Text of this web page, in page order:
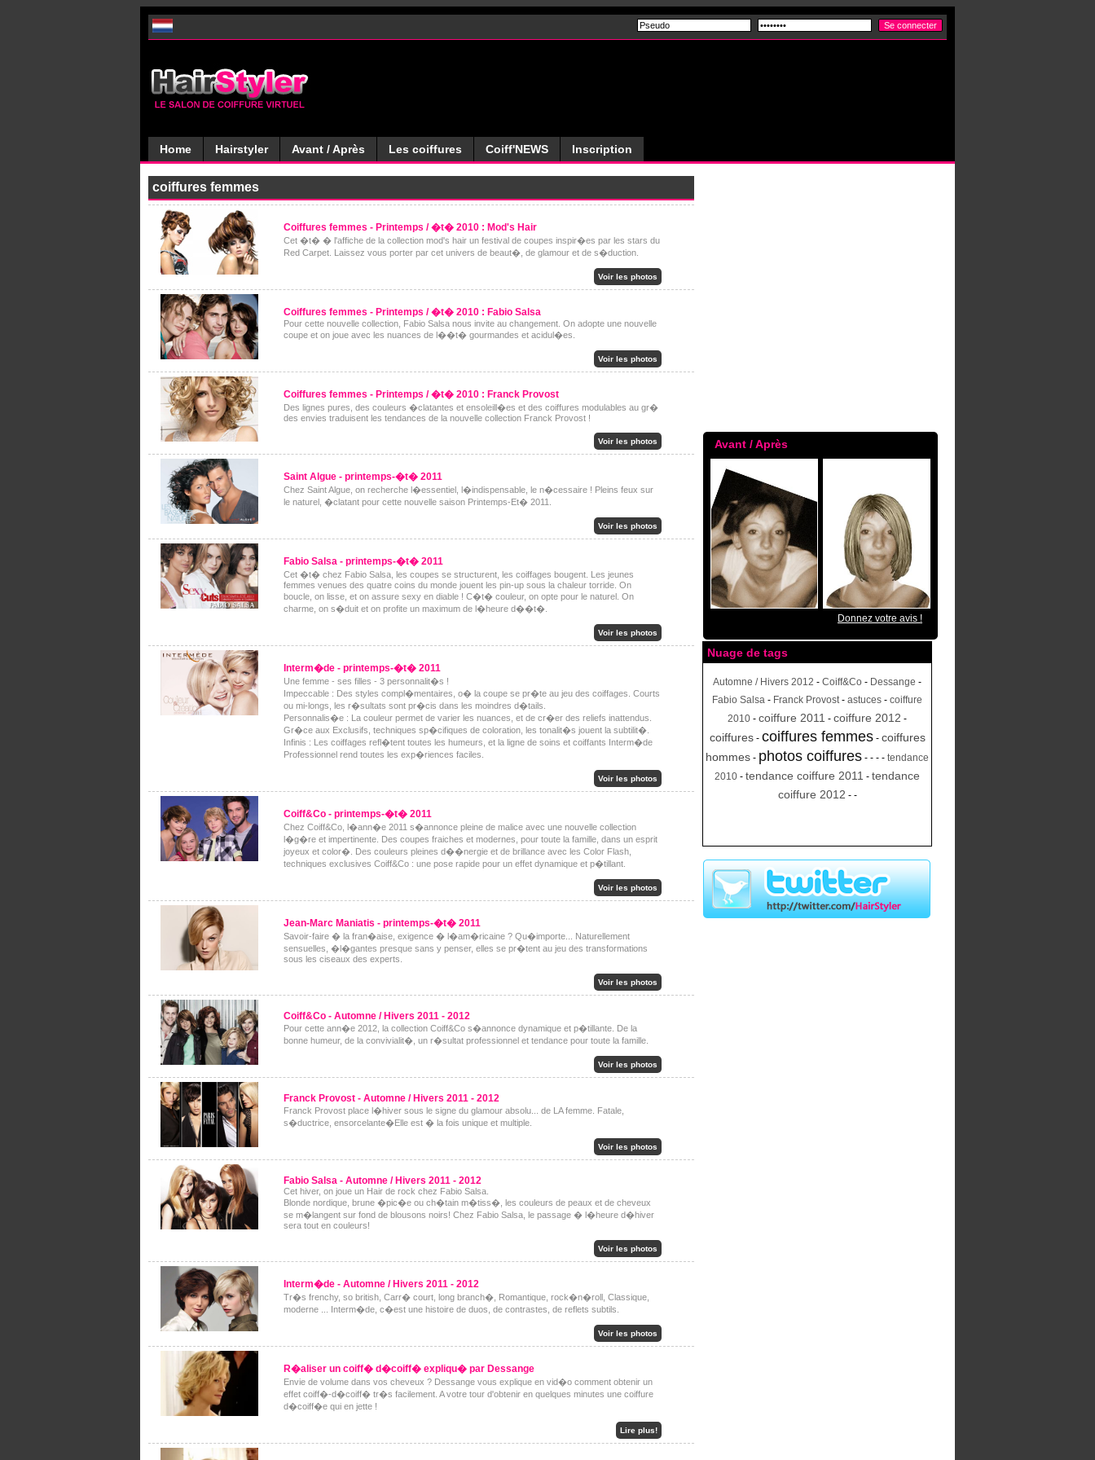
Home Hairstyler Avant / Après Les coiffures Coiff'NEWS Inscription
coiffures femmes
Coiffures femmes - Printemps / �t� 2010 : Mod's Hair
Cet �t� � l'affiche de la collection mod's hair un festival de coupes inspir�es par les stars du
Red Carpet. Laissez vous porter par cet univers de beaut�, de glamour et de s�duction.
Voir les photos
Coiffures femmes - Printemps / �t� 2010 : Fabio Salsa
Pour cette nouvelle collection, Fabio Salsa nous invite au changement. On adopte une nouvelle
coupe et on joue avec les nuances de l��t� gourmandes et acidul�es.
Voir les photos
Coiffures femmes - Printemps / �t� 2010 : Franck Provost
Des lignes pures, des couleurs �clatantes et ensoleill�es et des coiffures modulables au gr�
des envies traduisent les tendances de la nouvelle collection Franck Provost !
Voir les photos
Saint Algue - printemps-�t� 2011
Chez Saint Algue, on recherche l�essentiel, l�indispensable, le n�cessaire ! Pleins feux sur
le naturel, �clatant pour cette nouvelle saison Printemps-Et� 2011.
Voir les photos
Fabio Salsa - printemps-�t� 2011
Cet �t� chez Fabio Salsa, les coupes se structurent, les coiffages bougent. Les jeunes
femmes venues des quatre coins du monde jouent les pin-up sous la chaleur torride. On
boucle, on lisse, et on assure sexy en diable ! C�t� couleur, on opte pour le naturel. On
charme, on s�duit et on profite un maximum de l�heure d��t�.
Voir les photos
Interm�de - printemps-�t� 2011
Une femme - ses filles - 3 personnalit�s !
Impeccable : Des styles compl�mentaires, o� la coupe se pr�te au jeu des coiffages. Courts
ou mi-longs, les r�sultats sont pr�cis dans les moindres d�tails.
Personnalis�e : La couleur permet de varier les nuances, et de cr�er des reliefs inattendus.
Gr�ce aux Exclusifs, techniques sp�cifiques de coloration, les tonalit�s jouent la subtilit�.
Infinis : Les coiffages refl�tent toutes les humeurs, et la ligne de soins et coiffants Interm�de
Professionnel rend toutes les exp�riences faciles.
Voir les photos
Coiff&Co - printemps-�t� 2011
Chez Coiff&Co, l�ann�e 2011 s�annonce pleine de malice avec une nouvelle collection
l�g�re et impertinente. Des coupes fraiches et modernes, pour toute la famille, dans un esprit
joyeux et color�. Des couleurs pleines d��nergie et de brillance avec les Color Flash,
techniques exclusives Coiff&Co : une pose rapide pour un effet dynamique et p�tillant.
Voir les photos
Jean-Marc Maniatis - printemps-�t� 2011
Savoir-faire � la fran�aise, exigence � l�am�ricaine ? Qu�importe... Naturellement
sensuelles, �l�gantes presque sans y penser, elles se pr�tent au jeu des transformations
sous les ciseaux des experts.
Voir les photos
Coiff&Co - Automne / Hivers 2011 - 2012
Pour cette ann�e 2012, la collection Coiff&Co s�annonce dynamique et p�tillante. De la
bonne humeur, de la convivialit�, un r�sultat professionnel et tendance pour toute la famille.
Voir les photos
Franck Provost - Automne / Hivers 2011 - 2012
Franck Provost place l�hiver sous le signe du glamour absolu... de LA femme. Fatale,
s�ductrice, ensorcelante�Elle est � la fois unique et multiple.
Voir les photos
Fabio Salsa - Automne / Hivers 2011 - 2012
Cet hiver, on joue un Hair de rock chez Fabio Salsa.
Blonde nordique, brune �pic�e ou ch�tain m�tiss�, les couleurs de peaux et de cheveux
se m�langent sur fond de blousons noirs! Chez Fabio Salsa, le passage � l�heure d�hiver
sera tout en couleurs!
Voir les photos
Interm�de - Automne / Hivers 2011 - 2012
Tr�s frenchy, so british, Carr� court, long branch�, Romantique, rock�n�roll, Classique,
moderne ... Interm�de, c�est une histoire de duos, de contrastes, de reflets subtils.
Voir les photos
R�aliser un coiff� d�coiff� expliqu� par Dessange
Envie de volume dans vos cheveux ? Dessange vous explique en vid�o comment obtenir un
effet coiff�-d�coiff� tr�s facilement. A votre tour d'obtenir en quelques minutes une coiffure
d�coiff�e qui en jette !
Lire plus!
Avant / Après
Donnez votre avis !
Nuage de tags
Automne / Hivers 2012 - Coiff&Co - Dessange -
Fabio Salsa - Franck Provost- astuces - coiffure
2010 - coiffure 2011 - coiffure 2012 -
coiffures- coiffures femmes- coiffures
hommes - photos coiffures - - - - tendance
2010 - tendance coiffure 2011 - tendance
coiffure 2012 - -